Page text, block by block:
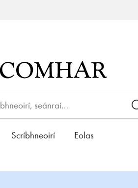
Scríbhneoirí Eolas